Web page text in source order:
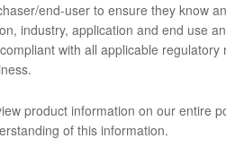
end-user to ensure they know
industry, application and end use
with all applicable
product information on our entire
of this information.